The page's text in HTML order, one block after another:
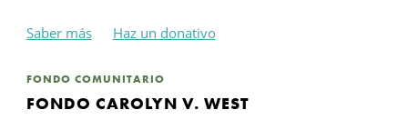
Saber más Haz un donativo
FONDO COMUNITARIO
FONDO CAROLYN V. WEST